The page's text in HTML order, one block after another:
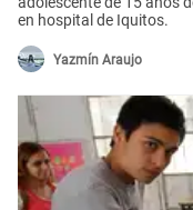
en hospital de Iquitos.
Yazmín Araujo